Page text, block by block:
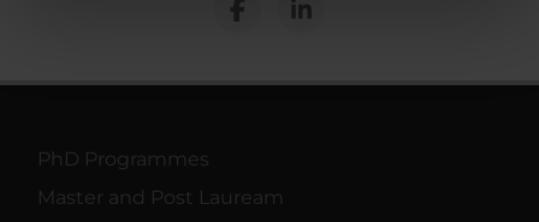
nostri partner che si occupano di analisi dei dati web,
PhD Programmes
Master and Post Lauream